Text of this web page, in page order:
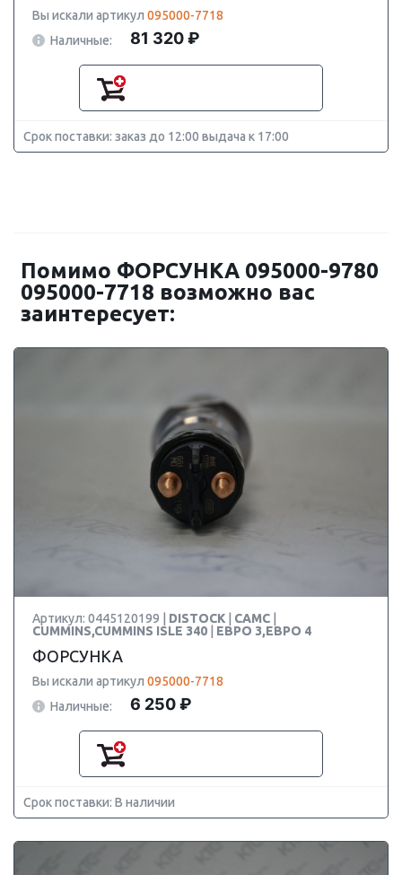
Вы искали артикул 095000-7718
Наличные:
81 320 ₽
Срок поставки: заказ до 12:00 выдача к 17:00
Помимо ФОРСУНКА 095000-9780
095000-7718 возможно вас
заинтересует:
Артикул: 0445120199 | DISTOCK CAMC
CUMMINS,CUMMINS ISLE 340
ЕВРО 3,ЕВРО 4
ФОРСУНКА
Вы искали артикул 095000-7718
Наличные:
6 250 ₽
Срок поставки: В наличии